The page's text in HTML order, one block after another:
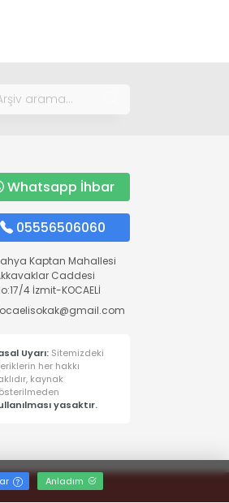
Whatsapp İhbar
05556506060
Kaptan Mahallesi
Caddesi
4 İzmit-KOCAELİ
Uyarı: Sitemizdeki
her hakkı
kaynak
yasaktır.
Anladım